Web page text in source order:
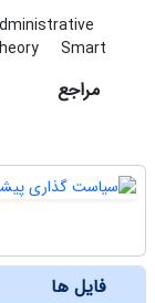
Smart
مراجع
فایل ها